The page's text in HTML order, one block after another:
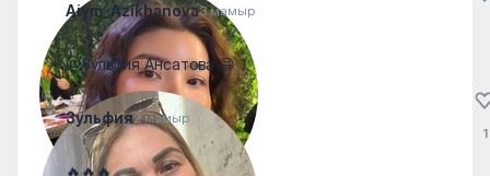
Aiym_Azikhanova3 мамыр
@Зульфия Ансатова 😁
Зульфия2 мамыр
🔥🔥🔥
1